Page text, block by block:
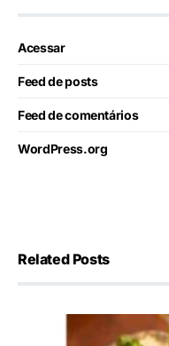
Acessar
Feed de posts
Feed de comentários
WordPress.org
Related Posts